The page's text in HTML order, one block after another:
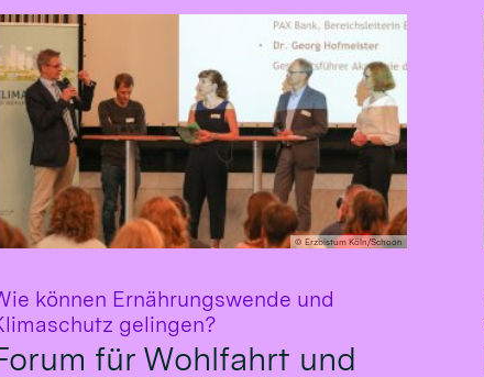
© Erzbistum Köln/Schoon
können Ernährungswende und
gelingen?
für Wohlfahrt und